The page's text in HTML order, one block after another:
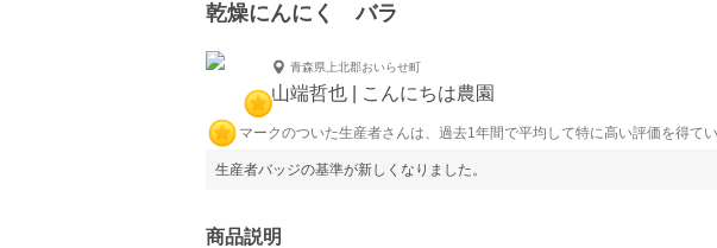
乾燥にんにく バラ
青森県上北郡おいらせ町
山端哲也 | こんにちは農園
マークのついた生産者さんは、過去1年間で平均して特に高い評価を得てい
生産者バッジの基準が新しくなりました。
商品説明